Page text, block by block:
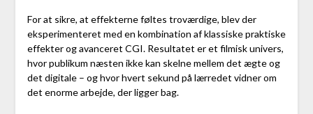
For at sikre, at effekterne føltes troværdige, blev der
eksperimenteret med en kombination af klassiske praktiske
effekter og avanceret CGI. Resultatet er et filmisk univers,
hvor publikum næsten ikke kan skelne mellem det ægte og
det digitale – og hvor hvert sekund på lærredet vidner om
det enorme arbejde, der ligger bag.